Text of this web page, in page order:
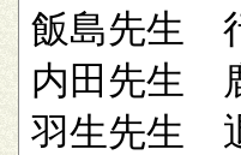
飯島先生
内田先生
羽生先生